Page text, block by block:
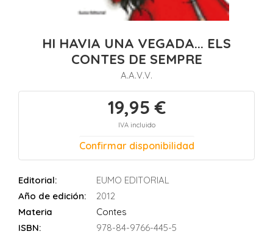
HI HAVIA UNA VEGADA... ELS
CONTES DE SEMPRE
A.A.V.V.
19,95 €
IVA incluido
Confirmar disponibilidad
Editorial:
EUMO EDITORIAL
Año de edición:
2012
Materia
Contes
ISBN:
978-84-9766-445-5